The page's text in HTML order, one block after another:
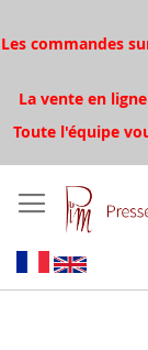
Les commandes
La vente en
Toute l'équipe